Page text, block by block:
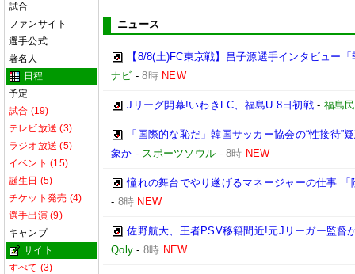
試合
ファンサイト
選手公式
著名人
日程
予定
試合 (19)
テレビ放送 (3)
ラジオ放送 (5)
イベント (15)
誕生日 (5)
チケット発売 (4)
選手出演 (9)
キャンプ
サイト
すべて (3)
ニュース
【8/8(土)FC東京戦】昌子源選手インタビュー
ナビ -8時 NEW
Jリーグ開幕!いわきFC、福島U 8日初戦- 福島
「国際的な恥だ」韓国サッカー協会の“性接待
象か - スポーツソウル -8時 NEW
憧れの舞台でやり遂げるマネージャーの仕事
- 8時 NEW
佐野航大、王者PSV移籍間近!元Jリーガー監
Qoly - 8時 NEW